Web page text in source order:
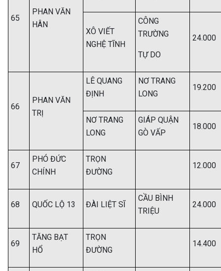
65
PHAN VĂN
HÂN
XÔ VIẾT
NGHỆ TĨNH
CÔNG
TRƯỜNG
TỰ DO
24.000
66
PHAN VĂN
TRỊ
LÊ QUANG
ĐỊNH
NƠ TRANG
LONG
19.200
NƠ TRANG
LONG
GIÁP QUẬN
GÒ VẤP
18.000
67
PHÓ ĐỨC
CHÍNH
TRỌN
ĐƯỜNG
12.000
68 QUỐC LỘ 13 ĐÀI LIỆT SĨ
CẦU BÌNH
TRIỆU
24.000
69
TĂNG BẠT
HỔ
TRỌN
ĐƯỜNG
14.400